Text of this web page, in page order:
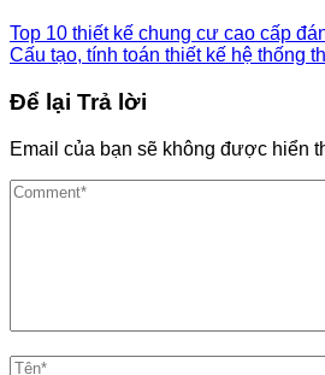
Top 10 thiết kế chung cư cao cấp
Cấu tạo, tính toán thiết kế hệ thống
Để lại Trả lời
Email của bạn sẽ không được hiển